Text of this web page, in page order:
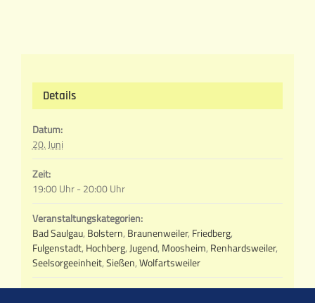
Details
Datum:
20. Juni
Zeit:
19:00 Uhr - 20:00 Uhr
Veranstaltungskategorien:
Bad Saulgau, Bolstern, Braunenweiler, Friedberg,
Fulgenstadt, Hochberg, Jugend, Moosheim, Renhardsweiler,
Seelsorgeeinheit,Sießen,Wolfartsweiler